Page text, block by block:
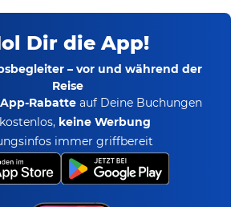
Dir die App!
– vor und während der
Reise
Rabatte auf Deine Buchungen
keine Werbung
immer griffbereit